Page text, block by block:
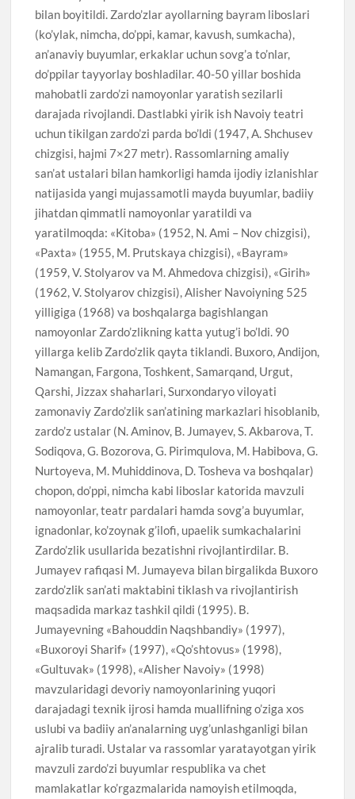
bilan boyitildi. Zardo’zlar ayollarning bayram liboslari
(ko’ylak, nimcha, do’ppi, kamar, kavush, sumkacha),
an’anaviy buyumlar, erkaklar uchun sovg’a to’nlar,
do’ppilar tayyorlay boshladilar. 40-50 yillar boshida
mahobatli zardo’zi namoyonlar yaratish sezilarli
darajada rivojlandi. Dastlabki yirik ish Navoiy teatri
uchun tikilgan zardo’zi parda bo’ldi (1947, A. Shchusev
chizgisi, hajmi 7×27 metr). Rassomlarning amaliy
san’at ustalari bilan hamkorligi hamda ijodiy izlanishlar
natijasida yangi mujassamotli mayda buyumlar, badiiy
jihatdan qimmatli namoyonlar yaratildi va
yaratilmoqda: «Kitoba» (1952, N. Ami – Nov chizgisi),
«Paxta» (1955, M. Prutskaya chizgisi), «Bayram»
(1959, V. Stolyarov va M. Ahmedova chizgisi), «Girih»
(1962, V. Stolyarov chizgisi), Alisher Navoiyning 525
yilligiga (1968) va boshqalarga bagishlangan
namoyonlar Zardo’zlikning katta yutug’i bo’ldi. 90
yillarga kelib Zardo’zlik qayta tiklandi. Buxoro, Andijon,
Namangan, Fargona, Toshkent, Samarqand, Urgut,
Qarshi, Jizzax shaharlari, Surxondaryo viloyati
zamonaviy Zardo’zlik san’atining markazlari hisoblanib,
zardo’z ustalar (N. Aminov, B. Jumayev, S. Akbarova, T.
Sodiqova, G. Bozorova, G. Pirimqulova, M. Habibova, G.
Nurtoyeva, M. Muhiddinova, D. Tosheva va boshqalar)
chopon, do’ppi, nimcha kabi liboslar katorida mavzuli
namoyonlar, teatr pardalari hamda sovg’a buyumlar,
ignadonlar, ko’zoynak g’ilofi, upaelik sumkachalarini
Zardo’zlik usullarida bezatishni rivojlantirdilar. B.
Jumayev rafiqasi M. Jumayeva bilan birgalikda Buxoro
zardo’zlik san’ati maktabini tiklash va rivojlantirish
maqsadida markaz tashkil qildi (1995). B.
Jumayevning «Bahouddin Naqshbandiy» (1997),
«Buxoroyi Sharif» (1997), «Qo’shtovus» (1998),
«Gultuvak» (1998), «Alisher Navoiy» (1998)
mavzularidagi devoriy namoyonlarining yuqori
darajadagi texnik ijrosi hamda muallifning o’ziga xos
uslubi va badiiy an’analarning uyg’unlashganligi bilan
ajralib turadi. Ustalar va rassomlar yaratayotgan yirik
mavzuli zardo’zi buyumlar respublika va chet
mamlakatlar ko’rgazmalarida namoyish etilmoqda,